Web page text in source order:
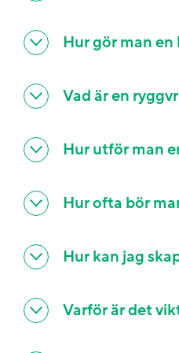
Hur gör man
Vad är en
Hur utför man
Hur ofta bör
Hur kan jag
Varför är det